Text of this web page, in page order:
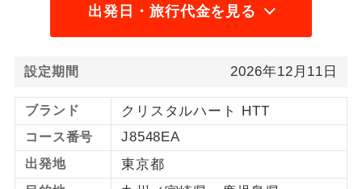
出発日・旅行代金を見る
設定期間 2026年12月11日
ブランド クリスタルハート HTT
コース番号 J8548EA
出発地 東京都
1名様催行
1名様から出発可能な個人型プランで
2名様催行
おひとり様参
加限定
おひとり様限定でご参加いただけるコー
スです。
1名様1室同代
金
1名様1室利用でも追加料金がかからない
コースです。